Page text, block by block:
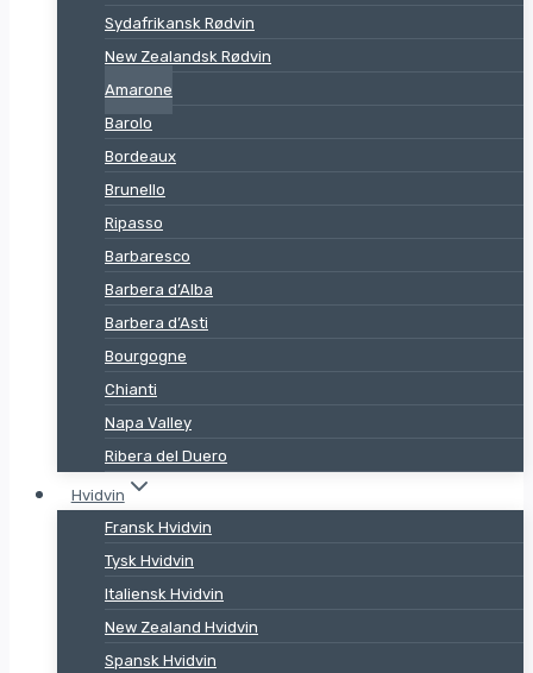
Sydafrikansk Rødvin
New Zealandsk Rødvin
Amarone
Barolo
Bordeaux
Brunello
Ripasso
Barbaresco
Barbera d’Alba
Barbera d’Asti
Bourgogne
Chianti
Napa Valley
Ribera del Duero
Hvidvin
Fransk Hvidvin
Tysk Hvidvin
Italiensk Hvidvin
New Zealand Hvidvin
Spansk Hvidvin